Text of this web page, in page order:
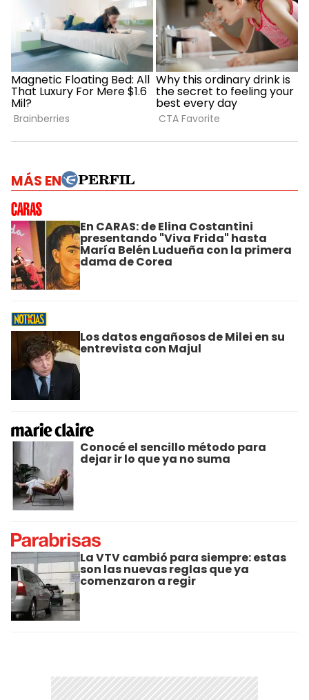
MÁS EN
En CARAS: de Elina Costantini
presentando "Viva Frida" hasta
María Belén Ludueña con la primera
dama de Corea
Los datos engañosos de Milei en su
entrevista con Majul
Conocé el sencillo método para
dejar ir lo que ya no suma
La VTV cambió para siempre: estas
son las nuevas reglas que ya
comenzaron a regir